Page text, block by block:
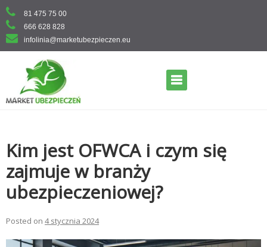
Skip
to
content
81 475 75 00
666 628 828
infolinia@marketubezpieczen.eu
Kim jest OFWCA i czym się
zajmuje w branży
ubezpieczeniowej?
Posted on 4 stycznia 2024